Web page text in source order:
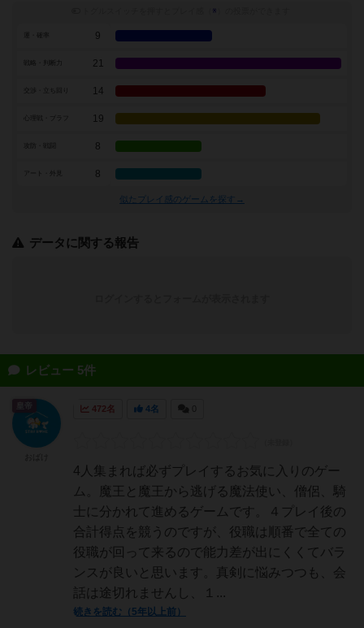
※
9
戦略・判断力 21
14
19
8
アート・外見 8
似たプレイ感のゲームを探す→
データに関する報告
レビュー 5件
472名 4名
4人集まれば必ずプレイするお気に入りのゲー
ム。魔王と魔王から逃げる魔法使い、僧侶、騎
士に分かれて進めるゲームです。４プレイ後の
合計得点を競うのですが、役職は順番で全ての
役職が回って来るので能力差が出にくくてバラ
ンスが良いと思います。真剣に悩みつつも、会
話は途切れませんし、１...
続きを読む（5年以上前）